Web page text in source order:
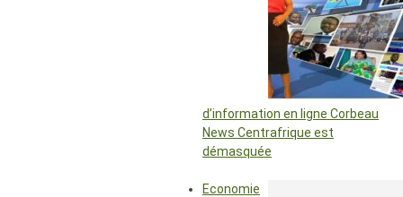
d’information en ligne Corbeau
News Centrafrique est
démasquée
Economie